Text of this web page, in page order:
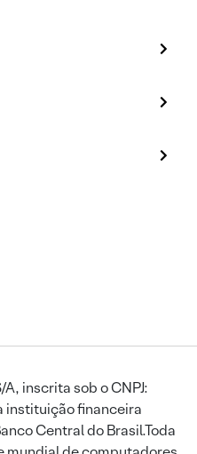
inscrita sob o CNPJ:
financeira
Central do Brasil.Toda